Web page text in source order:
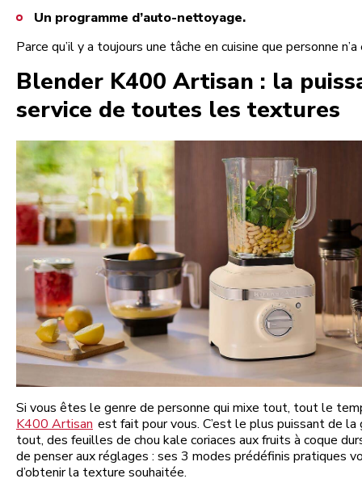
Un programme d’auto-nettoyage.
Parce qu’il y a toujours une tâche en cuisine que personne
Blender K400 Artisan : la
service de toutes les textures
Si vous êtes le genre de personne qui mixe tout, tout le
K400 Artisan est fait pour vous. C’est le plus puissant de la
tout, des feuilles de chou kale coriaces aux fruits à coque
de penser aux réglages : ses 3 modes prédéfinis pratiques
d’obtenir la texture souhaitée.